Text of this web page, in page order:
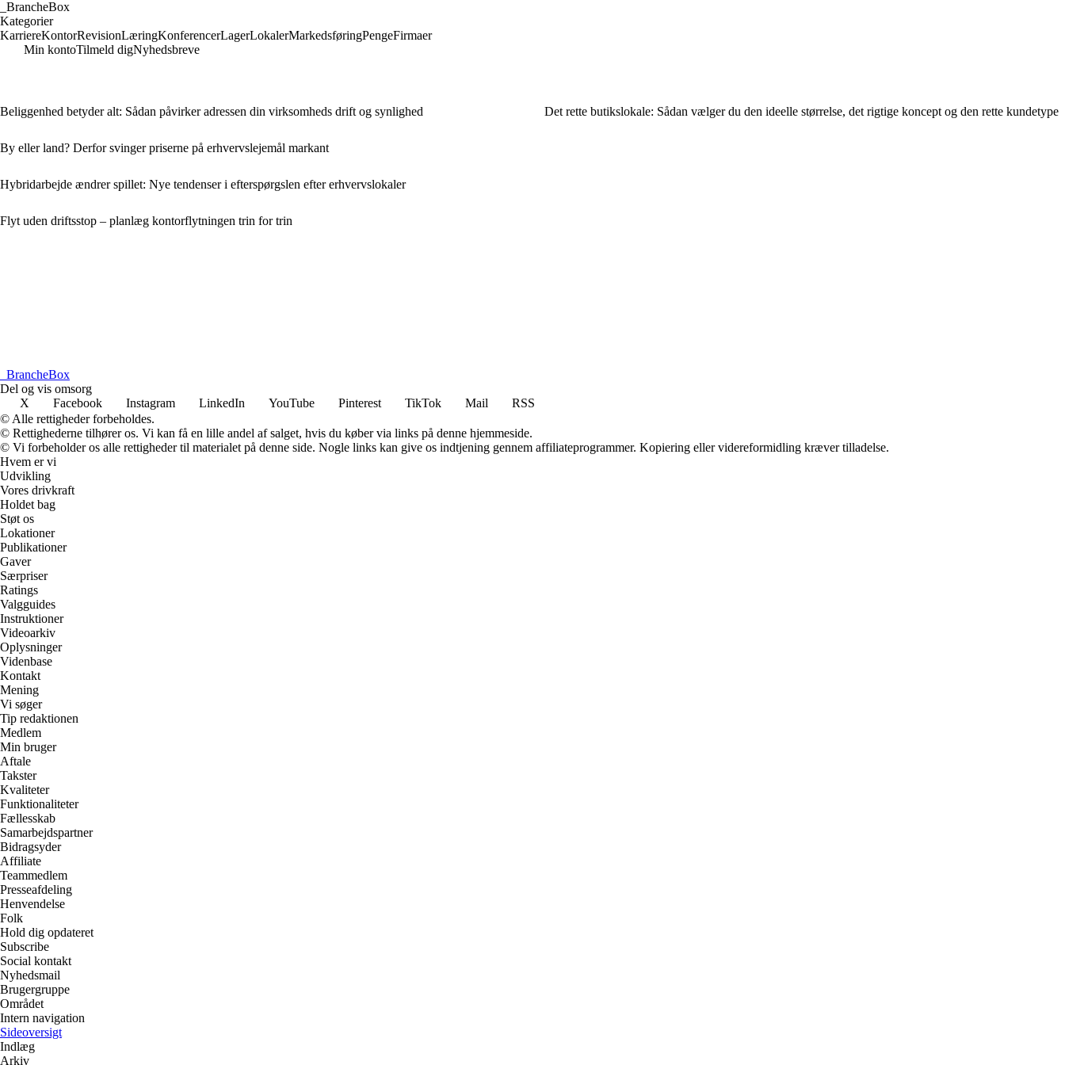
BrancheBox
Kategorier
KarriereKontorRevisionLæringKonferencerLagerLokalerMarkedsføringPengeFirmaer
Min kontoTilmeld digNyhedsbreve
Beliggenhed betyder alt: Sådan påvirker adressen din virksomheds drift og synlighed
By eller land? Derfor svinger priserne på erhvervslejemål markant
Hybridarbejde ændrer spillet: Nye tendenser i efterspørgslen efter erhvervslokaler
Flyt uden driftsstop – planlæg kontorflytningen trin for trin
Det rette butikslokale: Sådan vælger du den ideelle størrelse, det rigtige koncept og den rette kundetype
BrancheBox
Del og vis omsorg
X
Facebook Instagram LinkedIn YouTube Pinterest TikTok Mail
RSS
© Alle rettigheder forbeholdes.
© Rettighederne tilhører os. Vi kan få en lille andel af salget, hvis du køber via links på denne hjemmeside.
© Vi forbeholder os alle rettigheder til materialet på denne side. Nogle links kan give os indtjening gennem affiliateprogrammer. Kopiering eller videreformidling kræver tilladelse.
Hvem er vi
Udvikling
Vores drivkraft
Holdet bag
Støt os
Lokationer
Publikationer
Gaver
Særpriser
Ratings
Valgguides
Instruktioner
Videoarkiv
Oplysninger
Videnbase
Kontakt
Mening
Vi søger
Tip redaktionen
Medlem
Min bruger
Aftale
Takster
Kvaliteter
Funktionaliteter
Fællesskab
Samarbejdspartner
Bidragsyder
Affiliate
Teammedlem
Presseafdeling
Henvendelse
Folk
Hold dig opdateret
Subscribe
Social kontakt
Nyhedsmail
Brugergruppe
Området
Intern navigation
Sideoversigt
Indlæg
Arkiv